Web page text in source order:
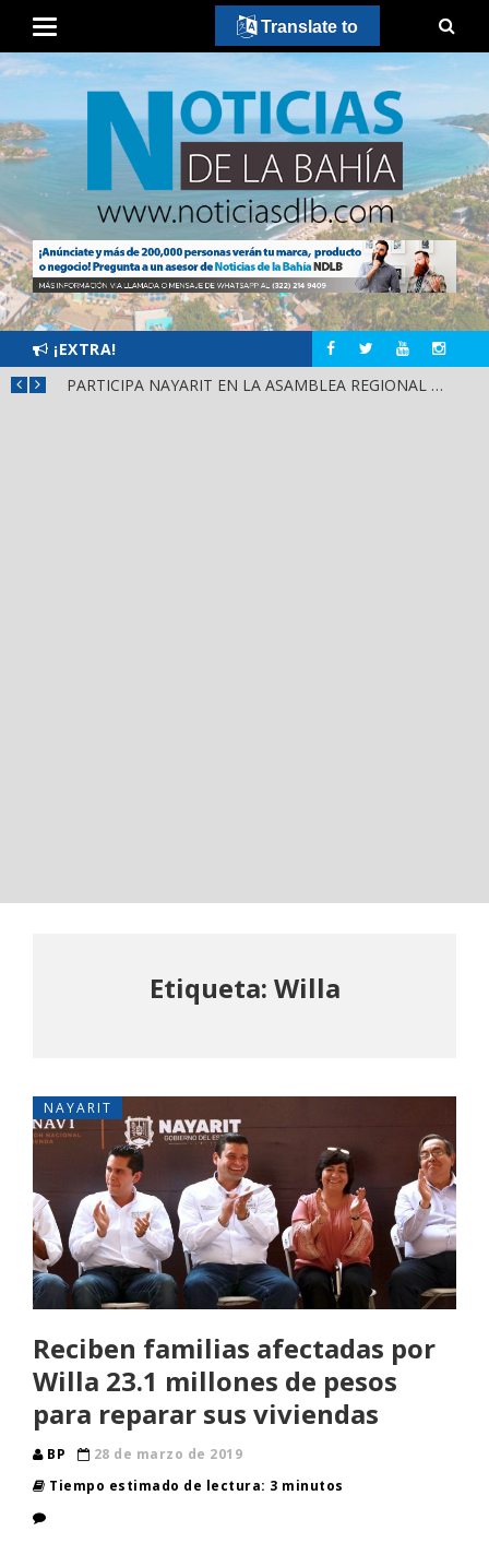
¡EXTRA!
PARTICIPA NAYARIT EN LA ASAMBLEA REGIONAL DE CONSULTA PARA LA LEY DE DERECHOS INDÍGENAS Y AFROMEXICANOS
Etiqueta: Willa
NAYARIT
Reciben familias afectadas por
Willa 23.1 millones de pesos
para reparar sus viviendas
BP
28 de marzo de 2019
Tiempo estimado de lectura: 3 minutos
Translate to